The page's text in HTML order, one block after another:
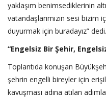
yaklaşım benimsediklerinin
vatandaşlarımızın sesi bizim
duyurmak için buradayız” dedi.
“Engelsiz Bir Şehir,
Toplantıda konuşan
şehrin engelli bireyler için
kavuşması adına atılan